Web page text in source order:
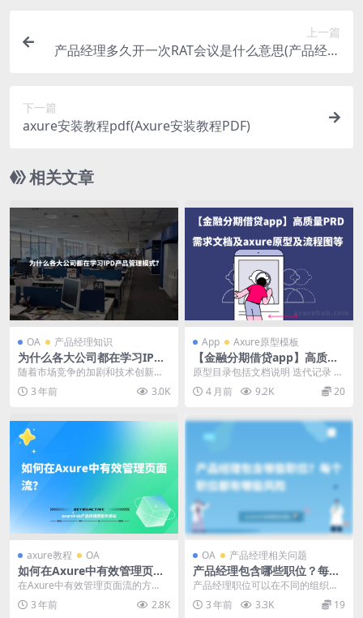
上一篇
产品经理多久开一次RAT会议是什么意思(产品经理
下一篇
axure安装教程pdf(Axure安装教程PDF)
相关文章
OA 产品经理知识
为什么各大公司都在学习IPD
产品管理模式？
随着市场竞争的加剧和技术创新的
迅猛发展，越来越多的公司开始倡
导IPD（集成产品开...
3 年前 3.0K
App Axure原型模板
【金融分期借贷app】高质量
PRD需求文档及axure原型及
流程图等
原型目录包括文档说明 迭代记录 版
本简介 文档更新记录 V1.1版本原型
流程图...
4 月前 9.2K 20
axure教程 OA
如何在Axure中有效管理页面
流？
在Axure中有效管理页面流的方
法。 使用Axure的页面树功能。页
面树是Axu...
3 年前 2.8K
OA 产品经理相关问题
产品经理包含哪些职位？每个
职位都有哪些风险
产品经理职位可以在不同的组织中
拆分为不同的职位或职责，这取决
于组织的规模和复杂性...
3 年前 3.3K 19